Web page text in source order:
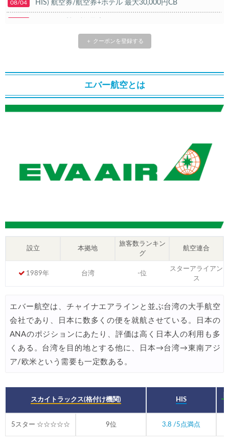
08/04 HIS) 航空券/航空券+ホテル 最大30,000円CB
Trip.com) 海外ホテル2%OFFクーポン TRIP1
07/27 Trip.com) タイ旅行 最大50%OFFセール
Trip.com) NY/ロンドン/タイ ホテル 10%OFFクーポン
07/25 Trip.com) 海外航空券(アジア) 6,900円~
07/24 HIS) 海外航空券 3,000円OFFクーポン
HIS) アイスランドツアー 最大30,000円OFFクーポン
07/23 Trip.com) 航空券＋ホテル 最大5,000円OFFクーポン
07/22 JTB) 海外ツアー(20代) 最大28,000円OFFクーポン
JTB) 海外ツアー(10代) 最大28,000円OFFクーポン
07/21 エアトリ) 航空券+ホテル 最大30,000円OFFクーポン
Trip.com) ベトナム旅 最大50%OFFセール
07/17 HIS) 海外旅行タイムセール(関西発)
＋ クーポンを登録する
エバー航空とは
設立 本拠地
旅客数ランキン
グ
航空連合
1989年 台湾 -位
スターアライアン
ス
エバー航空は、チャイナエアラインと並ぶ台湾の大手航空
会社であり、日本に数多くの便を就航させている。日本の
ANAのポジションにあたり、評価は高く日本人の利用も多
くある。台湾を目的地とする他に、日本→台湾→東南アジ
ア/欧米という需要も一定数ある。
スカイトラックス(格付け機関) HIS
5スター ☆☆☆☆☆ 9位 3.8 /5点満点